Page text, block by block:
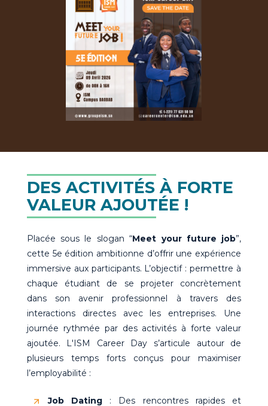
DES ACTIVITÉS À FORTE
VALEUR AJOUTÉE !
Placée sous le slogan “Meet your future job”,
cette 5e édition ambitionne d’offrir une expérience
immersive aux participants. L’objectif : permettre à
chaque étudiant de se projeter concrètement
dans son avenir professionnel à travers des
interactions directes avec les entreprises. Une
journée rythmée par des activités à forte valeur
ajoutée. L'ISM Career Day s’articule autour de
plusieurs temps forts conçus pour maximiser
l’employabilité :
Job Dating : Des rencontres rapides et